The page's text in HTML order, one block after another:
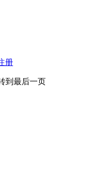
册
到最后一页